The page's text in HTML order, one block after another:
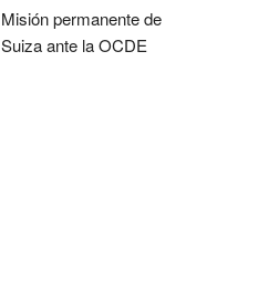
Misión permanente de
Suiza ante la OCDE